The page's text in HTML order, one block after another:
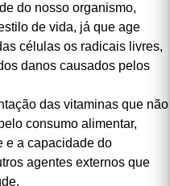
a mobilização do ferro,
do nosso organismo,
de vida, já que age
células os radicais livres,
danos causados pelos
das vitaminas que não
consumo alimentar,
a capacidade do